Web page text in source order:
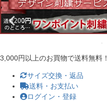
3,000円以上のお買物で送料無料！
サイズ交換・返品
送料・お支払い
ログイン・登録